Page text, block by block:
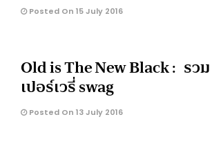
Posted On 15 July 2016
Old is The New Black : รว
เปอร์เวรี่ swag
Posted On 13 July 2016